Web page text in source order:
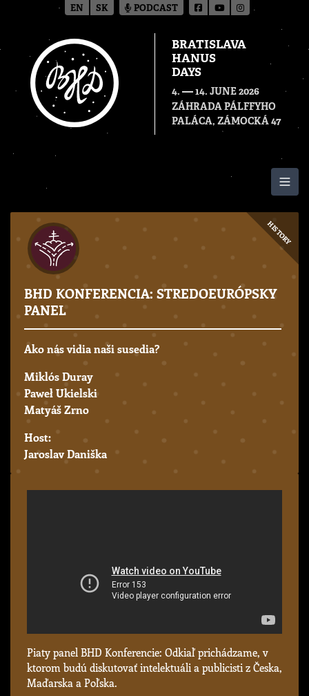
BRATISLAVA
HANUS
DAYS
4. — 14. JUNE 2026
ZÁHRADA PÁLFFYHO
PALÁCA, ZÁMOCKÁ 47
HISTORY
BHD KONFERENCIA: STREDOEURÓPSKY
PANEL
Ako nás vidia naši susedia?
Miklós Duray
Paweł Ukielski
Matyáš Zrno
Host:
Jaroslav Daniška
Piaty panel BHD Konferencie: Odkiaľ prichádzame, v
ktorom budú diskutovať intelektuáli a publicisti z Česka,
Maďarska a Poľska.
EN SK PODCAST